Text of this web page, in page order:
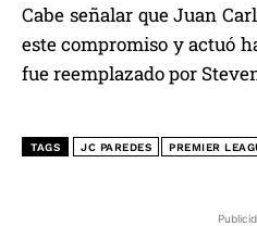
Cabe señalar que Juan
este compromiso y actuó
fue reemplazado por
TAGS JC PAREDES PREMIER